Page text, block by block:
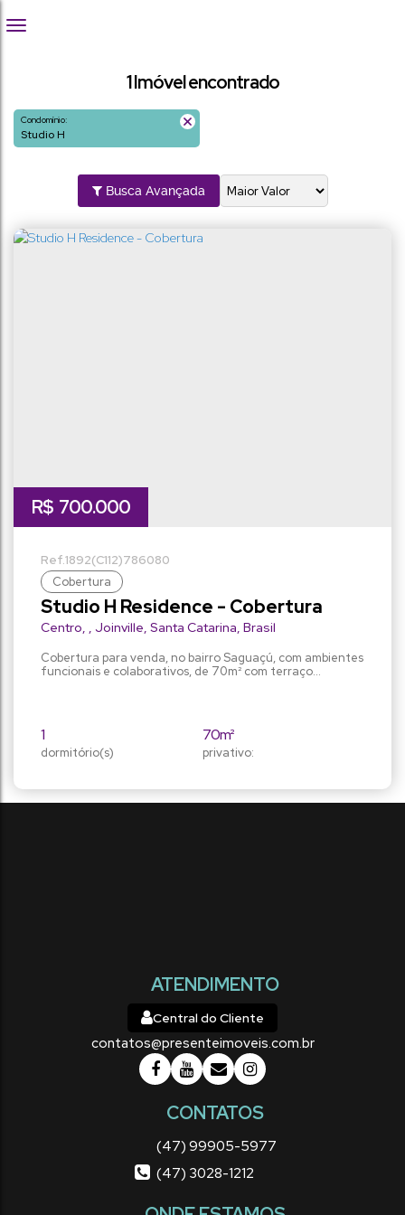
1 Imóvel encontrado
Condomínio:
Studio H
Busca Avançada
R$ 700.000
Studio H Residence - Cobertura
Cobertura
1892(C112)786080
Centro Joinville Santa Catarina Brasil
1
dormitório(s) privativo:
70m²
total: vaga(s)
Cobertura para venda, no bairro Saguaçú, com ambientes
funcionais e colaborativos, de 70m² com terraço
Skypool, Rooftop Gourmet, Outdoor Lounge, Fitness
Space, Work Place, Laundry Room e...
ATENDIMENTO
Central do Cliente
contatos@presenteimoveis.com.br
CONTATOS
(47) 99905-5977
(47) 3028-1212